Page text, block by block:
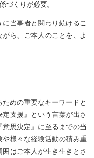
づくりが必要。
当事者と関わり続けるこ
ら、ご本人のことを、よ
ための重要なキーワードと
定支援』という言葉が出さ
意思決定』に至るまでの当
や様々な経験活動の積み重
囲はご本人が生き生きとさ